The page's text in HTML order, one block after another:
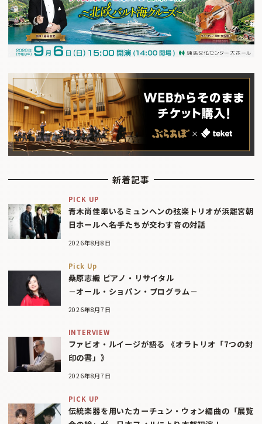
新着記事
PICK UP
青木尚佳率いるミュンヘンの弦楽トリオが浜離宮朝
日ホールへ――名手たちが交わす音の対話
2026年8月8日
Pick Up
桑原志織 ピアノ・リサイタル
－オール・ショパン・プログラム－
2026年8月7日
INTERVIEW
ファビオ・ルイージが語る 《オラトリオ「7つの封
印の書」》
2026年8月7日
PICK UP
伝統楽器を用いたカーチュン・ウォン編曲の「展覧